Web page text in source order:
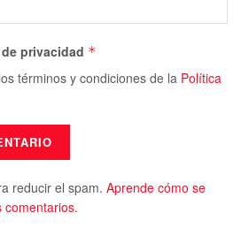
privacidad *
términos y condiciones de la Política
reducir el spam. Aprende cómo se
comentarios.